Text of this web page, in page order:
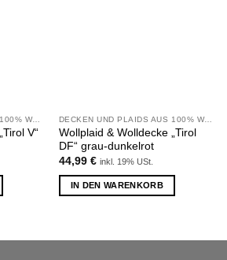
DECKEN UND PLAIDS AUS 100% WOLLE
V“
DECKEN UND PLAIDS AUS 100% WOLLE
Wollplaid & Wolldecke „Tirol
DF“ grau-dunkelrot
44,99 € inkl. 19% USt.
IN DEN WARENKORB